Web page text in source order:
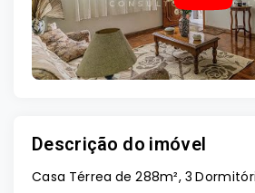
Descrição do imóvel
Casa Térrea de 288m², 3